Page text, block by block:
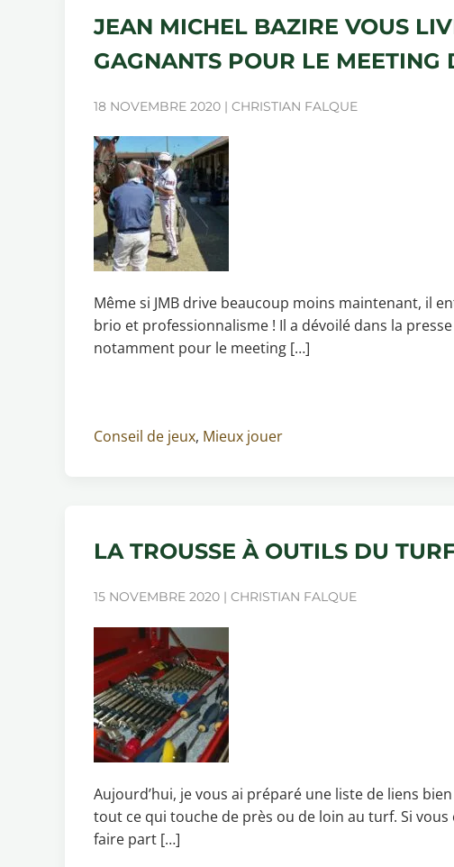
JEAN MICHEL BAZIRE VOUS
GAGNANTS POUR LE MEETING
18 NOVEMBRE 2020 | CHRISTIAN FALQUE
Même si JMB drive beaucoup moins maintenant, il
brio et professionnalisme ! Il a dévoilé dans la
notamment pour le meeting […]
Conseil de jeux, Mieux jouer
LA TROUSSE À OUTILS DU
15 NOVEMBRE 2020 | CHRISTIAN FALQUE
Aujourd’hui, je vous ai préparé une liste de liens
tout ce qui touche de près ou de loin au turf. Si vous
faire part […]